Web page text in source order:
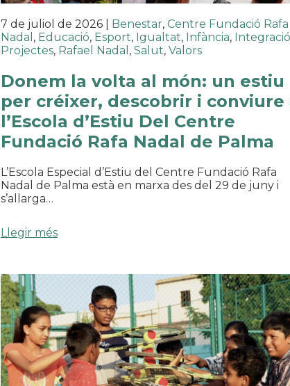
7 de juliol de 2026 Benestar, Centre Fundació Rafa
Nadal , Educació, Esport, Igualtat, Infància, Integració
Projectes, Rafael Nadal , Salut, Valors
Donem la volta al món: un estiu
per créixer, descobrir i conviure
l’Escola d’Estiu Del Centre
Fundació Rafa Nadal de Palma
L’Escola Especial d’Estiu del Centre Fundació Rafa
Nadal de Palma està en marxa des del 29 de juny i
s’allarga…
Llegir més